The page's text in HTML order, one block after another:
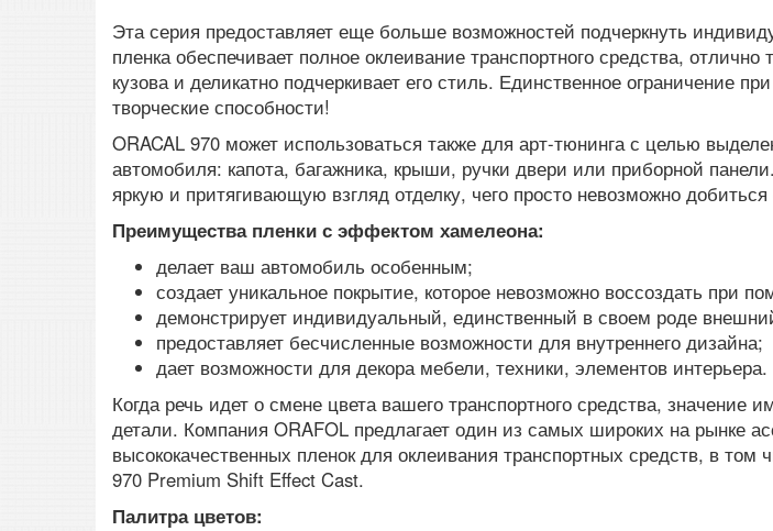
Эта серия предоставляет еще больше возможностей подчеркнуть
пленка обеспечивает полное оклеивание транспортного средства,
кузова и деликатно подчеркивает его стиль. Единственное ограничение
творческие способности!
ORACAL 970 может использоваться также для арт-тюнинга с целью
автомобиля: капота, багажника, крыши, ручки двери или приборной
яркую и притягивающую взгляд отделку, чего просто невозможно
Преимущества пленки с эффектом хамелеона:
делает ваш автомобиль особенным;
создает уникальное покрытие, которое невозможно воссоздать при
демонстрирует индивидуальный, единственный в своем роде
предоставляет бесчисленные возможности для внутреннего дизайна;
дает возможности для декора мебели, техники, элементов интерьера.
Когда речь идет о смене цвета вашего транспортного средства, значение
детали. Компания ORAFOL предлагает один из самых широких на рынке
высококачественных пленок для оклеивания транспортных средств, в том
970 Premium Shift Effect Cast.
Палитра цветов: